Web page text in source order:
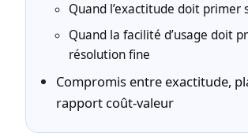
Quand l’exactitude doit primer
Quand la facilité d’usage doit
résolution fine
Compromis entre exactitude,
rapport coût-valeur